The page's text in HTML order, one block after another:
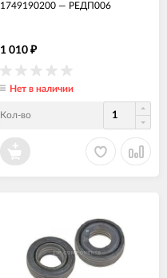
1749190200 — РЕДП006
1 010 ₽
Нет в наличии
Кол-во